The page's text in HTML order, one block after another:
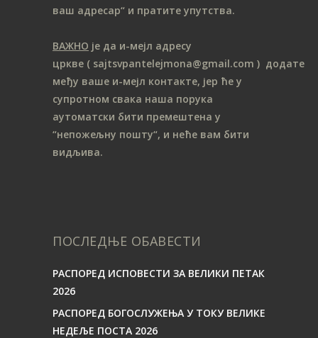
ваш адресар“ и пратите упутства.
ВАЖНО је да и-мејл адресу
цркве ( sajtsvpantelejmona@gmail.com ) додате
међу ваше и-мејл контакте, јер ће у
супротном свака наша порука
аутоматски бити премештена у
“непожељну пошту“, и неће вам бити
видљива.
ПОСЛЕДЊЕ ОБАВЕСТИ
РАСПОРЕД ИСПОВЕСТИ ЗА ВЕЛИКИ ПЕТАК
2026
РАСПОРЕД БОГОСЛУЖЕЊА У ТОКУ ВЕЛИКЕ
НЕДЕЉЕ ПОСТА 2026